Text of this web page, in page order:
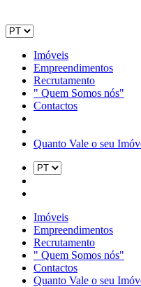
Imóveis
Empreendimentos
Recrutamento
" Quem Somos nós"
Contactos
Quanto Vale o seu
Imóveis
Empreendimentos
Recrutamento
" Quem Somos nós"
Contactos
Quanto Vale o seu